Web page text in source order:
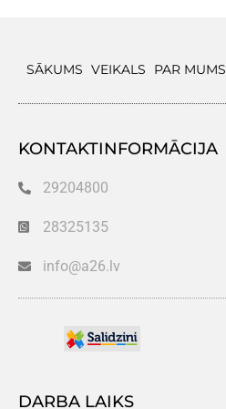
SĀKUMS VEIKALS PAR MUMS
KONTAKTINFORMĀCIJA
29204800
28325135
info@a26.lv
DARBA LAIKS